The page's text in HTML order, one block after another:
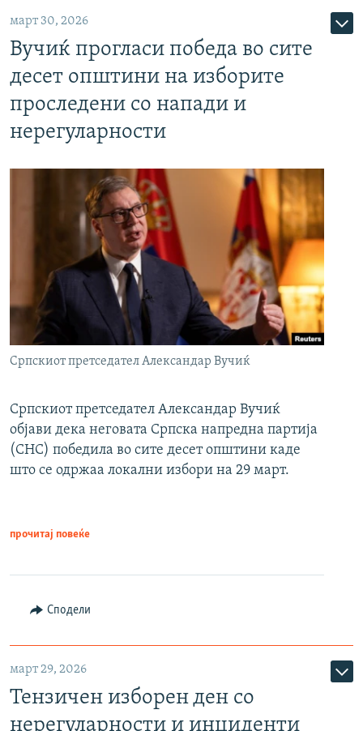
март 30, 2026
Вучиќ прогласи победа во сите
десет општини на изборите
проследени со напади и
нерегуларности
Српскиот претседател Александар Вучиќ
Српскиот претседател Александар Вучиќ
објави дека неговата Српска напредна партија
(СНС) победила во сите десет општини каде
што се одржаа локални избори на 29 март.
прочитај повеќе
Сподели
март 29, 2026
Тензичен изборен ден со
нерегуларности и инциденти